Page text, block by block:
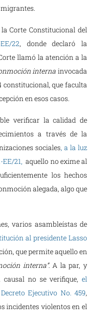
Corte Constitucional del
22, donde declaró la
llamó la atención a la
interna invocada
constitucional, que faculta
en esos casos.
verificar la calidad de
a través de la
sociales, a la luz
21, aquello no exime al
los hechos
alegada, algo que
varios asambleístas de
al presidente Lasso
que permite aquello en
interna”. A la par, y
no se verifique, el
Ejecutivo No. 459,
incidentes violentos en el